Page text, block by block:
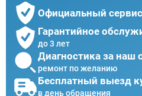
Официальный сервис
Гарантийное
до 3 лет
Диагностика за наш
ремонт по желанию
Бесплатный выезд
в день обращения